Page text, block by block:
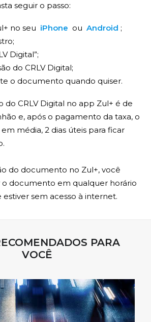
seguir o passo:
no seu iPhone ou Android ;
Digital”;
do CRLV Digital;
o documento quando quiser.
do CRLV Digital no app Zul+ é de
e, após o pagamento da taxa, o
média, 2 dias úteis para ficar
do documento no Zul+, você
documento em qualquer horário
estiver sem acesso à internet.
PARA
VOCÊ